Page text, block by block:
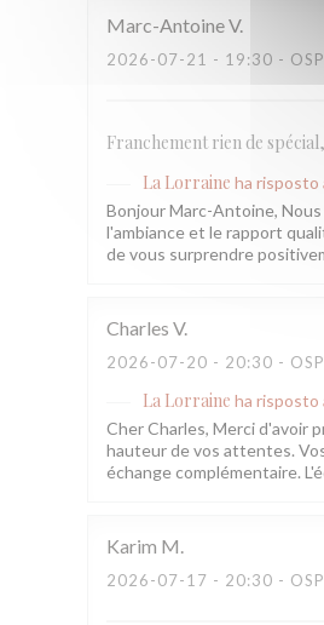
Marc-AntoineV
2026-07-21 - 19:30 -
Franchement rien de
La Lorraine ha risposto
Bonjour Marc-Antoine,
l'ambiance et le rapport
de vous surprendre
Charles V
2026-07-20 - 20:30 -
La Lorraine ha risposto
Cher Charles, Merci d'avoir
hauteur de vos attentes.
échange complémentaire.
Karim M
2026-07-17 - 20:30 -